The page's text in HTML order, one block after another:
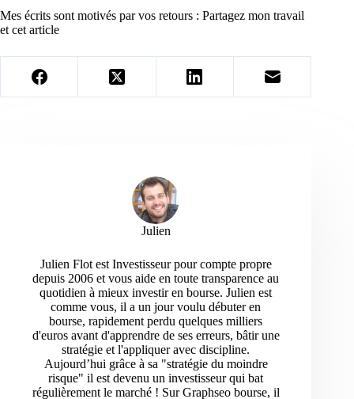
Mes écrits sont motivés par vos retours : Partagez mon travail
et cet article
Julien
Julien Flot est Investisseur pour compte propre
depuis 2006 et vous aide en toute transparence au
quotidien à mieux investir en bourse. Julien est
comme vous, il a un jour voulu débuter en
bourse, rapidement perdu quelques milliers
d'euros avant d'apprendre de ses erreurs, bâtir une
stratégie et l'appliquer avec discipline.
Aujourd’hui grâce à sa "stratégie du moindre
risque" il est devenu un investisseur qui bat
régulièrement le marché ! Sur Graphseo bourse, il